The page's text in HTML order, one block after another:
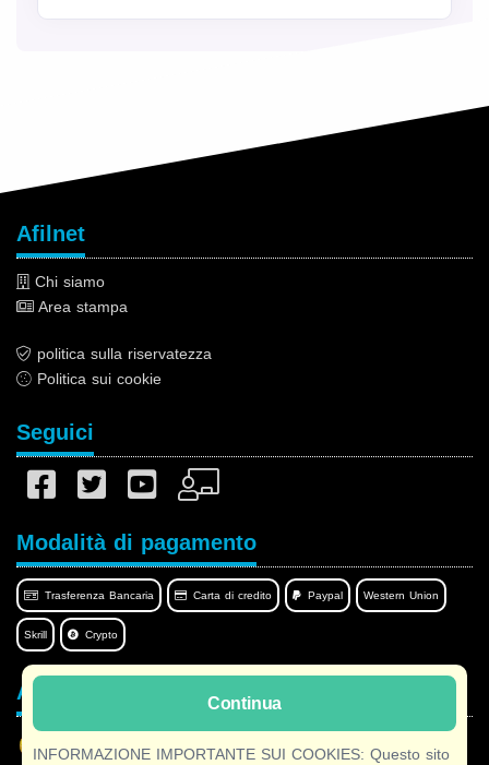
Continua
INFORMAZIONE IMPORTANTE SUI COOKIES: Questo sito
Afilnet
Chi siamo
Area stampa
politica sulla riservatezza
Politica sui cookie
Seguici
Modalità di pagamento
Trasferenza Bancaria Carta di credito Paypal Western Union
Skrill Crypto
Afilnet nella tua lingua